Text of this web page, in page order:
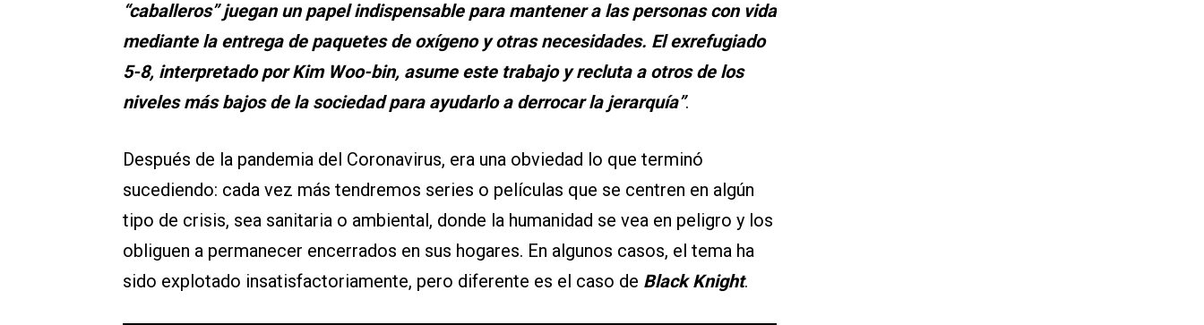
“caballeros” juegan un papel indispensable para mantener a las personas con vida
mediante la entrega de paquetes de oxígeno y otras necesidades. El exrefugiado
5-8, interpretado por Kim Woo-bin, asume este trabajo y recluta a otros de los
niveles más bajos de la sociedad para ayudarlo a derrocar la jerarquía”.
Después de la pandemia del Coronavirus, era una obviedad lo que terminó
sucediendo: cada vez más tendremos series o películas que se centren en algún
tipo de crisis, sea sanitaria o ambiental, donde la humanidad se vea en peligro y los
obliguen a permanecer encerrados en sus hogares. En algunos casos, el tema ha
sido explotado insatisfactoriamente, pero diferente es el caso de Black Knight.